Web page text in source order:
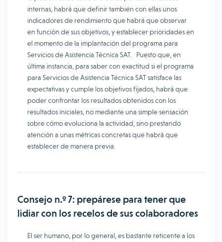
internas, habrá que definir también con ellas unos
indicadores de rendimiento que habrá que observar
en función de sus objetivos, y establecer prioridades en
el momento de la implantación del programa para
Servicios de Asistencia Técnica SAT. Puesto que, en
última instancia, para saber con exactitud si el programa
para Servicios de Asistencia Técnica SAT satisface las
expectativas y cumple los objetivos fijados, habrá que
poder confrontar los resultados obtenidos con los
resultados iniciales, no mediante una simple sensación
sobre cómo evoluciona la actividad, sino prestando
atención a unas métricas concretas que habrá que
establecer de manera previa.
Consejo n.º 7: prepárese para tener que
lidiar con los recelos de sus colaboradores
El ser humano, por lo general, es bastante reticente a los